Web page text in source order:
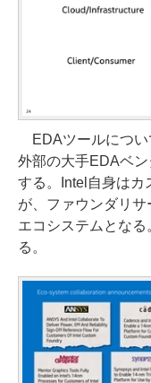
EDAツールについ
外部の大手EDAベ
する。Intel自身はカ
が、ファウンダリ
エコシステムとなる
る。